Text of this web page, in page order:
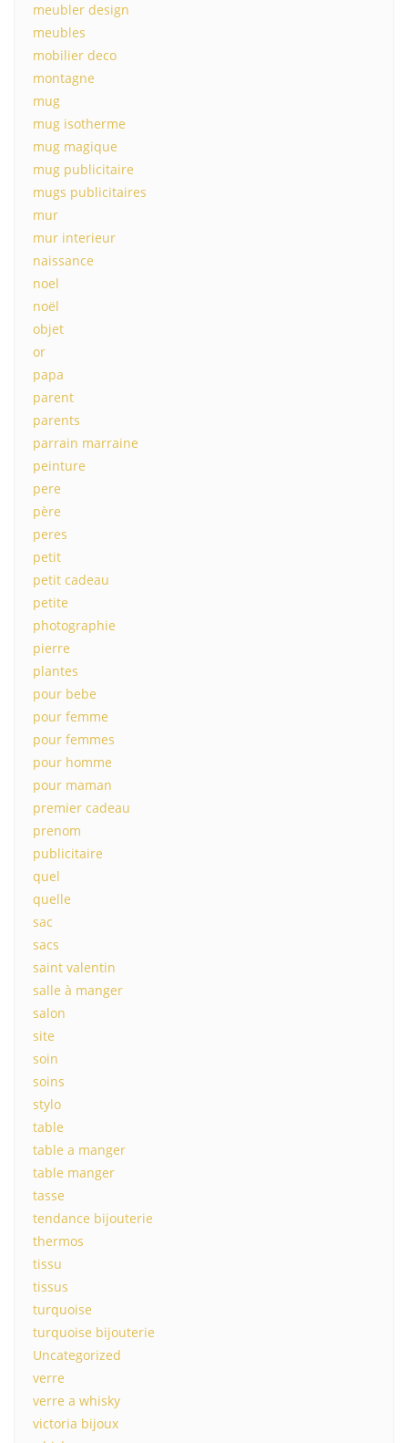
meubler design
meubles
mobilier deco
montagne
mug
mug isotherme
mug magique
mug publicitaire
mugs publicitaires
mur
mur interieur
naissance
noel
noël
objet
or
papa
parent
parents
parrain marraine
peinture
pere
père
peres
petit
petit cadeau
petite
photographie
pierre
plantes
pour bebe
pour femme
pour femmes
pour homme
pour maman
premier cadeau
prenom
publicitaire
quel
quelle
sac
sacs
saint valentin
salle à manger
salon
site
soin
soins
stylo
table
table a manger
table manger
tasse
tendance bijouterie
thermos
tissu
tissus
turquoise
turquoise bijouterie
Uncategorized
verre
verre a whisky
victoria bijoux